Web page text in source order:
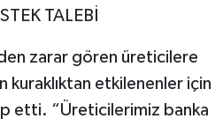
TALEBİ
zarar gören üreticilere
kuraklıktan etkilenenler için
etti. “Üreticilerimiz banka